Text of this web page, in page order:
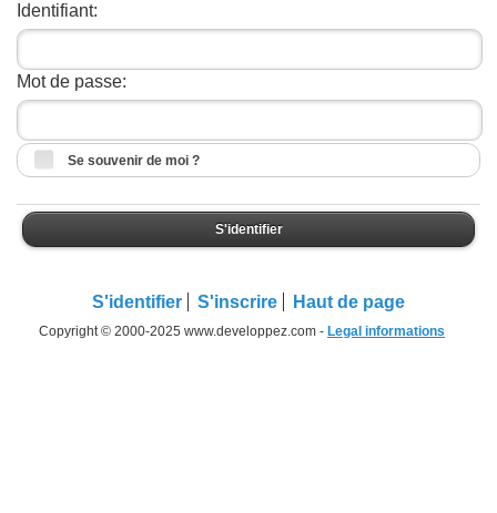
Identifiant:
Mot de passe:
Se souvenir de moi ?
S'identifier
S'identifier S'inscrire Haut de page
Copyright © 2000-2025 www.developpez.com - Legal informations